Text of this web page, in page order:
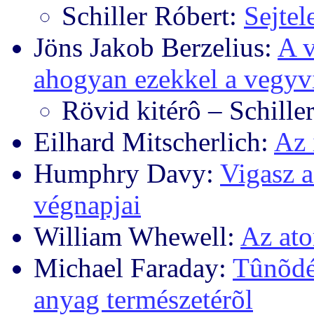
Schiller Róbert:
Jöns Jakob Berzelius: A
ahogyan ezekkel a
Rövid kitérô –
Eilhard Mitscherlich: Az
Humphry Davy: Vigasz
végnapjai
William Whewell: Az
Michael Faraday:
anyag természetérõl